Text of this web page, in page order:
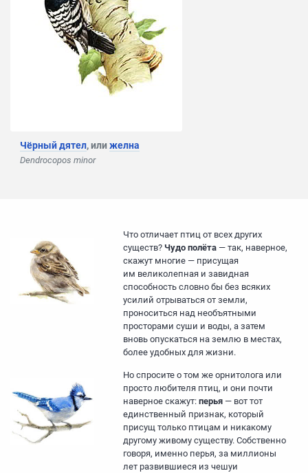
Чёрный дятел, илижелна
Dendrocopos minor
Что отличает птиц от всех других
существ? Чудо полёта — так, наверное,
скажут многие — присущая
им великолепная и завидная
способность словно бы без всяких
усилий отрываться от земли,
проноситься над необъятными
просторами суши и воды, а затем
вновь опускаться на землю в местах,
более удобных для жизни.
Но спросите о том же орнитолога или
просто любителя птиц, и они почти
наверное скажут: перья — вот тот
единственный признак, который
присущ только птицам и никакому
другому живому существу. Собственно
говоря, именно перья, за миллионы
лет развившиеся из чешуи